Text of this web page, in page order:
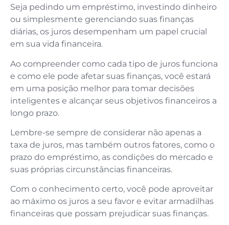
Seja pedindo um empréstimo, investindo dinheiro
ou simplesmente gerenciando suas finanças
diárias, os juros desempenham um papel crucial
em sua vida financeira.
Ao compreender como cada tipo de juros funciona
e como ele pode afetar suas finanças, você estará
em uma posição melhor para tomar decisões
inteligentes e alcançar seus objetivos financeiros a
longo prazo.
Lembre-se sempre de considerar não apenas a
taxa de juros, mas também outros fatores, como o
prazo do empréstimo, as condições do mercado e
suas próprias circunstâncias financeiras.
Com o conhecimento certo, você pode aproveitar
ao máximo os juros a seu favor e evitar armadilhas
financeiras que possam prejudicar suas finanças.